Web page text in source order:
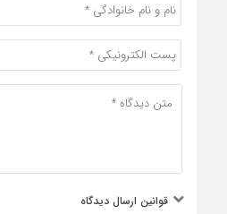
قوانین ارسال دیدگاه